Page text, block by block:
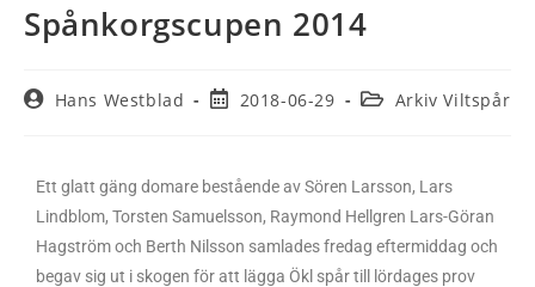
Spånkorgscupen 2014
Hans Westblad 2018-06-29 Arkiv Viltspår
Ett glatt gäng domare bestående av Sören Larsson, Lars
Lindblom, Torsten Samuelsson, Raymond Hellgren Lars-Göran
Hagström och Berth Nilsson samlades fredag eftermiddag och
begav sig ut i skogen för att lägga Ökl spår till lördages prov